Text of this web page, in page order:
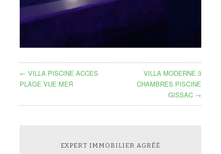
← VILLA PISCINE ACCES
PLAGE VUE MER
VILLA MODERNE 3
CHAMBRES PISCINE
GISSAC →
EXPERT IMMOBILIER AGRÉÉ